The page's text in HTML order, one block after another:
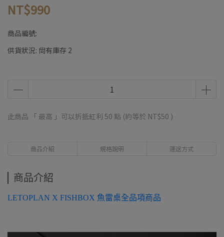
NT$990
商品編號:
供貨狀況: 尚有庫存 2
此商品 「 最高 」可以折抵紅利 50 點 (約等於 NT$50 )
商品介紹 規格說明 運送方式
商品介紹
LETOPLAN X FISHBOX 魚雷桌全品項商品